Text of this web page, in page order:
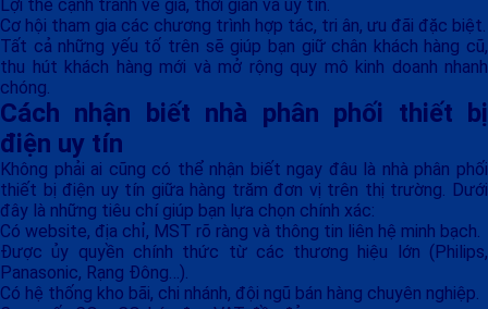
Lợi thế cạnh tranh về giá, thời gian và uy tín.
Cơ hội tham gia các chương trình hợp tác, tri ân, ưu đãi đặc biệt.
Tất cả những yếu tố trên sẽ giúp bạn giữ chân khách hàng cũ,
thu hút khách hàng mới và mở rộng quy mô kinh doanh nhanh
chóng.
Cách nhận biết nhà phân phối thiết bị
điện uy tín
Không phải ai cũng có thể nhận biết ngay đâu là nhà phân phối
thiết bị điện uy tín giữa hàng trăm đơn vị trên thị trường. Dưới
đây là những tiêu chí giúp bạn lựa chọn chính xác:
Có website, địa chỉ, MST rõ ràng và thông tin liên hệ minh bạch.
Được ủy quyền chính thức từ các thương hiệu lớn (Philips,
Panasonic, Rạng Đông…).
Có hệ thống kho bãi, chi nhánh, đội ngũ bán hàng chuyên nghiệp.